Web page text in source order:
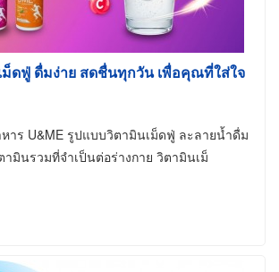
ม็ดฟู่ ดื่มง่าย สดชื่นทุกวัน เพื่อคุณที่ใส่ใจ
าร U&ME รูปแบบวิตามินเม็ดฟู่ ละลายน้ำดื่ม
ามินรวมที่จำเป็นต่อร่างกาย วิตามินเม็